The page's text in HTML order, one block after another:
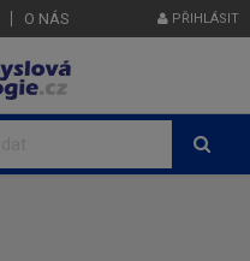
O NÁS PŘIHLÁSIT